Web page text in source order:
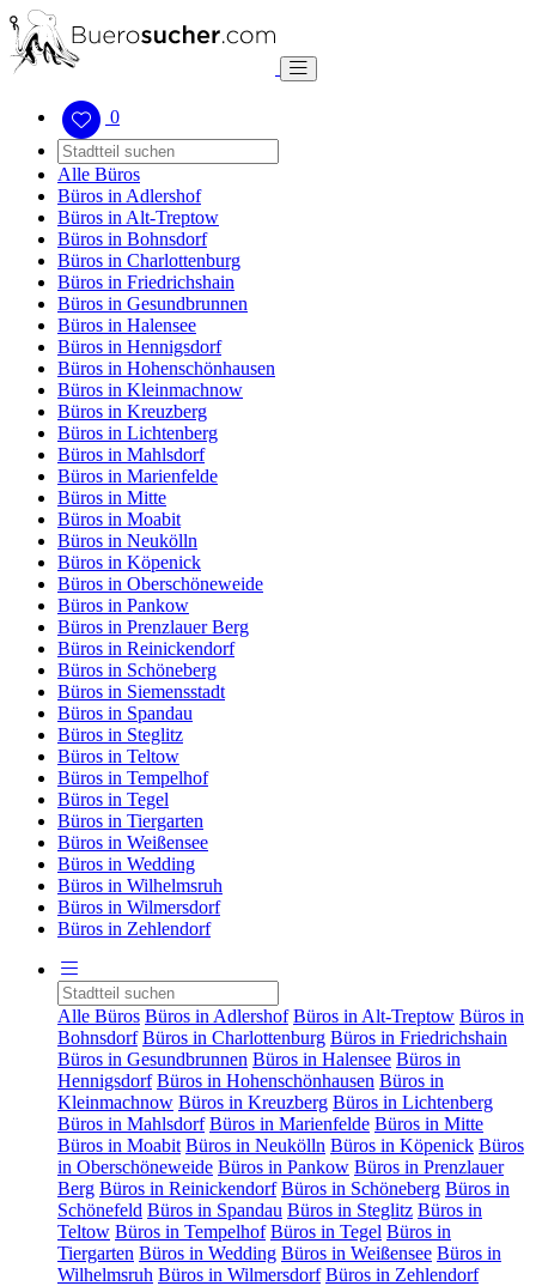
0
Alle Büros
Büros in Adlershof
Büros in Alt-Treptow
Büros in Bohnsdorf
Büros in Charlottenburg
Büros in Friedrichshain
Büros in Gesundbrunnen
Büros in Halensee
Büros in Hennigsdorf
Büros in Hohenschönhausen
Büros in Kleinmachnow
Büros in Kreuzberg
Büros in Lichtenberg
Büros in Mahlsdorf
Büros in Marienfelde
Büros in Mitte
Büros in Moabit
Büros in Neukölln
Büros in Köpenick
Büros in Oberschöneweide
Büros in Pankow
Büros in Prenzlauer Berg
Büros in Reinickendorf
Büros in Schöneberg
Büros in Siemensstadt
Büros in Spandau
Büros in Steglitz
Büros in Teltow
Büros in Tempelhof
Büros in Tegel
Büros in Tiergarten
Büros in Weißensee
Büros in Wedding
Büros in Wilhelmsruh
Büros in Wilmersdorf
Büros in Zehlendorf
Alle Büros Büros in Adlershof Büros in Alt-Treptow Büros in
Bohnsdorf Büros in Charlottenburg Büros in Friedrichshain
Büros in Gesundbrunnen Büros in Halensee Büros in
Hennigsdorf Büros in Hohenschönhausen Büros in
Kleinmachnow Büros in Kreuzberg Büros in Lichtenberg
Büros in Mahlsdorf Büros in Marienfelde Büros in Mitte
Büros in Moabit Büros in Neukölln Büros in Köpenick Büros
in Oberschöneweide Büros in Pankow Büros in Prenzlauer
Berg Büros in Reinickendorf Büros in Schöneberg Büros in
Schönefeld Büros in Spandau Büros in Steglitz Büros in
Teltow Büros in Tempelhof Büros in Tegel Büros in
Tiergarten Büros in Wedding Büros in Weißensee Büros in
Wilhelmsruh Büros in Wilmersdorf Büros in Zehlendorf